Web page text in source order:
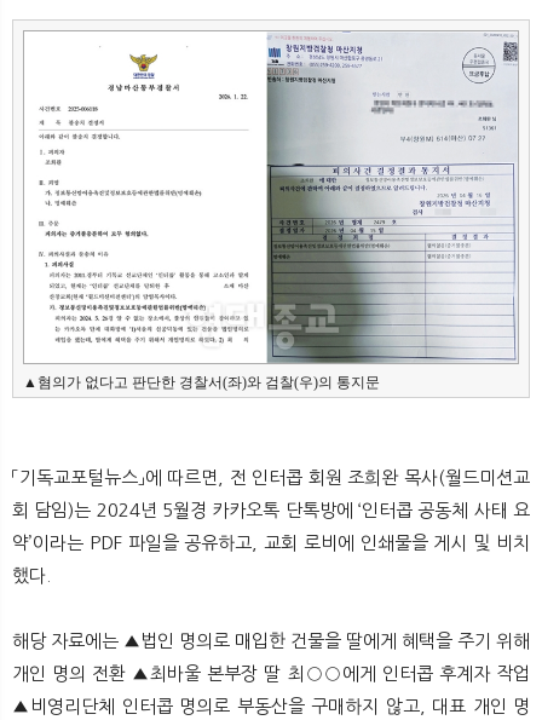
▲혐의가 없다고 판단한 경찰서(좌)와 검찰(우)의 통지문
「기독교포털뉴스」에 따르면, 전 인터콥 회원 조희완 목사(월드미션교
회 담임)는 2024년 5월경 카카오톡 단톡방에 ‘인터콥 공동체 사태 요
약’이라는 PDF 파일을 공유하고, 교회 로비에 인쇄물을 게시 및 비치
했다.
해당 자료에는 ▲법인 명의로 매입한 건물을 딸에게 혜택을 주기 위해
개인 명의 전환 ▲최바울 본부장 딸 최○○에게 인터콥 후계자 작업
▲비영리단체 인터콥 명의로 부동산을 구매하지 않고, 대표 개인 명